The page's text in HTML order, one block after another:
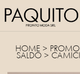
HOME > PROMO
SALDO >